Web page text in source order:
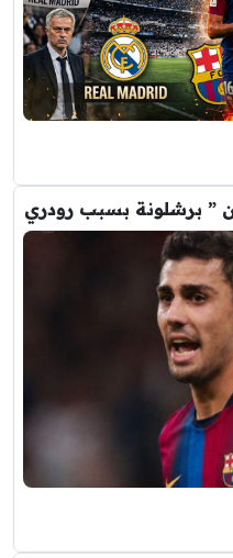
” برشلونة بسبب رودري